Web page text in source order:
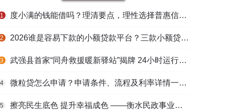
1 度小满的钱能借吗？理清要点，理性选择普惠信贷服务
2 2026谁是容易下款的小额贷款平台？三款小额贷款产品全面对比
3 武强县首家“同舟救援暖新驿站”揭牌 24小时运行守护户外劳动者
4 微粒贷怎么申请？申请条件、流程及利率详情一文看懂
5 擦亮民生底色 提升幸福成色 ——衡水民政事业高质量发展综述